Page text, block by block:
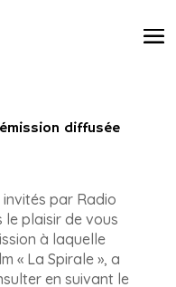
diffusée
par Radio
plaisir de vous
à laquelle
« La Spirale », a
en suivant le